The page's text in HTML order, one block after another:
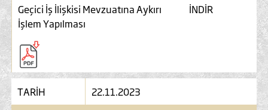
Geçici İş İlişkisi Mevzuatına Aykırı
İşlem Yapılması
İNDİR
TARİH
22.11.2023